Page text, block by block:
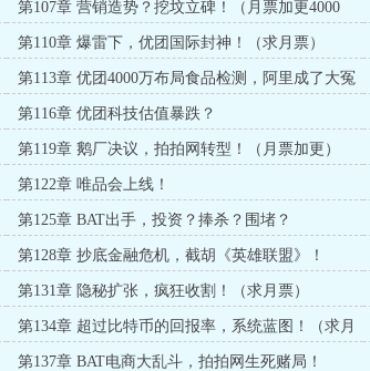
第107章 营销造势？挖坟立碑！（月票加更4000
字）
第110章 爆雷下，优团国际封神！（求月票）
第113章 优团4000万布局食品检测，阿里成了大冤
种！
第116章 优团科技估值暴跌？
第119章 鹅厂决议，拍拍网转型！（月票加更）
第122章 唯品会上线！
第125章 BAT出手，投资？捧杀？围堵？
第128章 抄底金融危机，截胡《英雄联盟》！
第131章 隐秘扩张，疯狂收割！（求月票）
第134章 超过比特币的回报率，系统蓝图！（求月
票）
第137章 BAT电商大乱斗，拍拍网生死赌局！